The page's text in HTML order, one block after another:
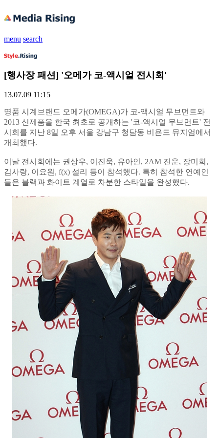
menu search
[행사장 패션] '오메가 코-액시얼 전시회'
13.07.09 11:15
명품 시계브랜드 오메가(OMEGA)가 코-액시얼 무브먼트와
2013 신제품을 한국 최초로 공개하는 '코-액시얼 무브먼트' 전
시회를 지난 8일 오후 서울 강남구 청담동 비욘드 뮤지엄에서
개최했다.
이날 전시회에는 권상우, 이진욱, 유아인, 2AM 진운, 장미희,
김사랑, 이요원, f(x) 설리 등이 참석했다. 특히 참석한 연예인
들은 블랙과 화이트 계열로 차분한 스타일을 완성했다.